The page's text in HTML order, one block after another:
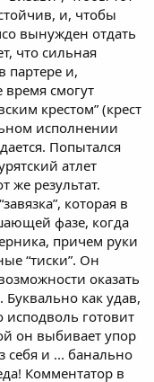
и, чтобы
вынужден отдать
что сильная
партере и,
время смогут
крестом” (крест
исполнении
Попытался
атлет
же результат.
которая в
фазе, когда
причем руки
“тиски”. Он
оказать
как удав,
готовит
он выбивает упор
себя и ... банально
Комментатор в